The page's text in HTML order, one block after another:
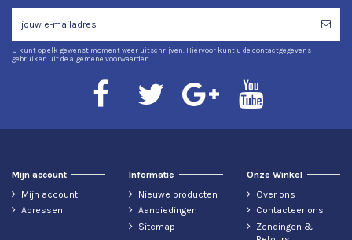
U kunt op elk gewenst moment weer uitschrijven. Hiervoor kunt u de contactgegevens
gebruiken uit de algemene voorwaarden.
Mijn account
Mijn account
Adressen
Informatie
Nieuwe producten
Aanbiedingen
Sitemap
Onze Winkel
Over ons
Contacteer ons
Zendingen &